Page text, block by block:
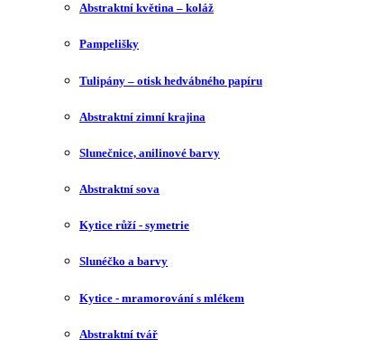
Abstraktní květina – koláž
Pampelišky
Tulipány – otisk hedvábného papíru
Abstraktní zimní krajina
Slunečnice, anilinové barvy
Abstraktní sova
Kytice růží - symetrie
Slunéčko a barvy
Kytice - mramorování s mlékem
Abstraktní tvář